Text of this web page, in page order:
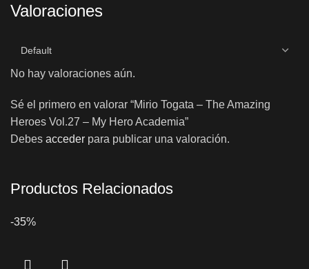
Valoraciones
No hay valoraciones aún.
Sé el primero en valorar “Mirio Togata – The Amazing
Heroes Vol.27 – My Hero Academia”
Debes acceder para publicar una valoración.
Productos Relacionados
-35%